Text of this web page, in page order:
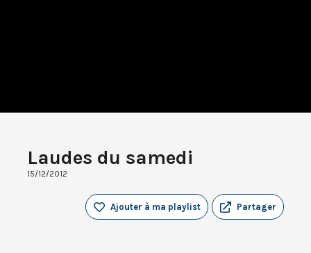
Laudes du samedi
15/12/2012
Partager
Ajouter à ma playlist